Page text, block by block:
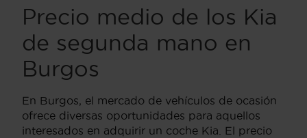
Precio medio de los Kia
de segunda mano en
Burgos
En Burgos, el mercado de vehículos de ocasión
ofrece diversas oportunidades para aquellos
interesados en adquirir un coche Kia. El precio